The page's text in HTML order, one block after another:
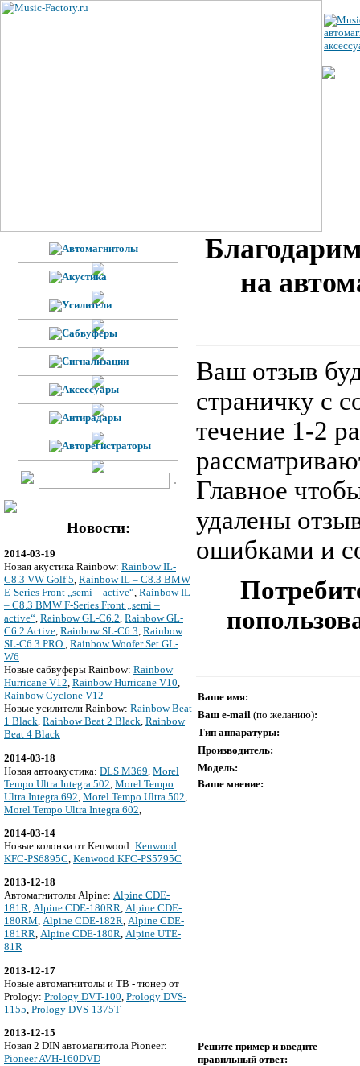
Новости:
2014-03-19
Новая акустика Rainbow: Rainbow IL-
C8.3 VW Golf 5, Rainbow IL – C8.3 BMW
E-Series Front „semi – active“, Rainbow IL
– C8.3 BMW F-Series Front „semi –
active“, Rainbow GL-C6.2, Rainbow GL-
C6.2 Active, Rainbow SL-C6.3, Rainbow
SL-C6.3 PRO , Rainbow Woofer Set GL-
W6
Новые сабвуферы Rainbow: Rainbow
Hurricane V12, Rainbow Hurricane V10,
Rainbow Cyclone V12
Новые усилители Rainbow: Rainbow Beat
1 Black, Rainbow Beat 2 Black, Rainbow
Beat 4 Black
2014-03-18
Новая автоакустика: DLS M369 Morel
Tempo Ultra Integra 502 Morel Tempo
Ultra Integra 692 Morel Tempo Ultra 502
Morel Tempo Ultra Integra 602
2014-03-14
Новые колонки от Kenwood: Kenwood
KFC-PS6895C, Kenwood KFC-PS5795C
2013-12-18
Автомагнитолы Alpine: Alpine CDE-
181R, Alpine CDE-180RR, Alpine CDE-
180RM, Alpine CDE-182R, Alpine CDE-
181RR, Alpine CDE-180R, Alpine UTE-
81R
2013-12-17
Новые автомагнитолы и ТВ - тюнер от
Prology: Prology DVT-100 Prology DVS-
1155 Prology DVS-1375T
2013-12-15
Новая 2 DIN автомагнитола Pioneer:
Pioneer AVH-160DVD
на
Ваш отзыв
страничку с
течение 1-2
Главное
удалены
ошибками и
Ваше имя:
Ваш e-mail (по желанию):
Тип аппаратуры:
Производитель:
Модель:
Ваше мнение:
Решите пример и введите
правильный ответ: